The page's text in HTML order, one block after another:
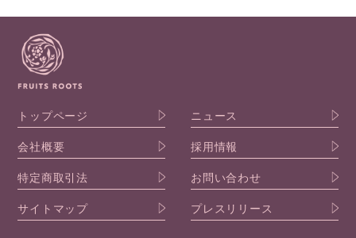
トップページ
ニュース
会社概要
採用情報
特定商取引法
お問い合わせ
サイトマップ
プレスリリース